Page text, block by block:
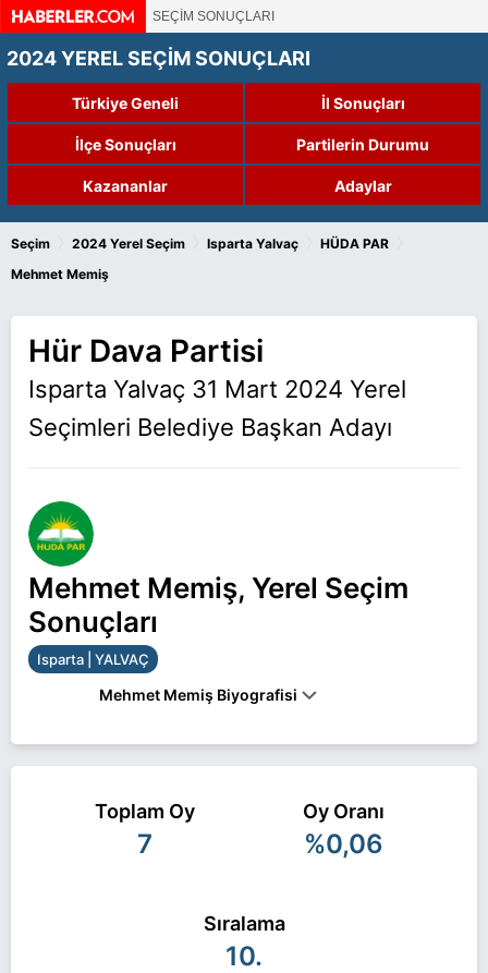
SEÇİM SONUÇLARI
2024 YEREL SEÇİM SONUÇLARI
Türkiye Geneli İl Sonuçları
İlçe Sonuçları Partilerin Durumu
Kazananlar Adaylar
Seçim 2024 Yerel Seçim Isparta Yalvaç HÜDA PAR
Mehmet Memiş
Hür Dava Partisi
Isparta Yalvaç 31 Mart 2024 Yerel
Seçimleri Belediye Başkan Adayı
Mehmet Memiş, Yerel Seçim
Sonuçları
Isparta | YALVAÇ
Mehmet Memiş Biyografisi
adayı olarak HÜDA PAR ile 31 Mart 2024 yerel
seçimlerinde yarışıyor. Mehmet Memiş ile ilgili daha
fazla bilgi için
Mehmet Memiş Haberleri
Toplam Oy
7
Oy Oranı
%0,06
Sıralama
10.